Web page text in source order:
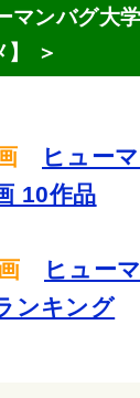
マンバグ大
】 ＞
ヒュー
10作品
ヒュー
ンキング